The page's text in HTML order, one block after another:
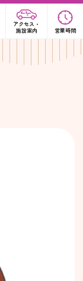
アクセス・
施設案内
営業時間